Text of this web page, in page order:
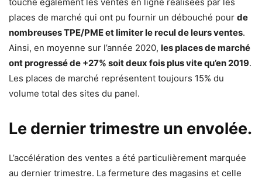
places de marché qui ont pu fournir un débouché pour de
nombreuses TPE/PME et limiter le recul de leurs ventes.
Ainsi, en moyenne sur l’année 2020, les places de marché
ont progressé de +27% soit deux fois plus vite qu’en 2019.
Les places de marché représentent toujours 15% du
volume total des sites du panel.
Le dernier trimestre un envolée.
L’accélération des ventes a été particulièrement marquée
au dernier trimestre. La fermeture des magasins et celle